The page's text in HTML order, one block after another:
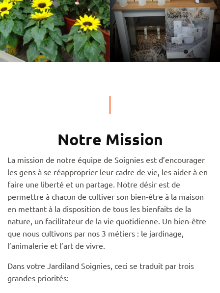
Notre Mission
La mission de notre équipe de Soignies est d’encourager
les gens à se réapproprier leur cadre de vie, les aider à en
faire une liberté et un partage. Notre désir est de
permettre à chacun de cultiver son bien-être à la maison
en mettant à la disposition de tous les bienfaits de la
nature, un facilitateur de la vie quotidienne. Un bien-être
que nous cultivons par nos 3 métiers : le jardinage,
l’animalerie et l’art de vivre.
Dans votre Jardiland Soignies, ceci se traduit par trois
grandes priorités: